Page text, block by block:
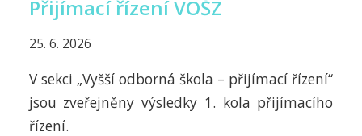
Přijímací řízení VOŠZ
25. 6. 2026
V sekci „Vyšší odborná škola – přijímací řízení“
jsou zveřejněny výsledky 1. kola přijímacího
řízení.